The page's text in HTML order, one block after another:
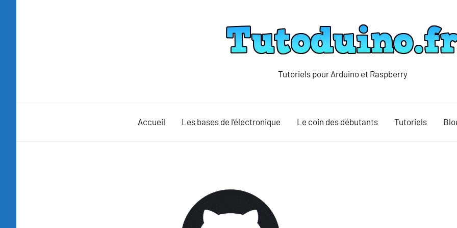
Tutoduino
Tutoriels pour Arduino et Raspberry
Accueil Les bases de l’électronique Le coin des débutants Tutoriels